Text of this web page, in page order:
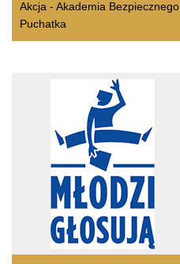
Akcja - Akademia Bezpiecznego
Puchatka